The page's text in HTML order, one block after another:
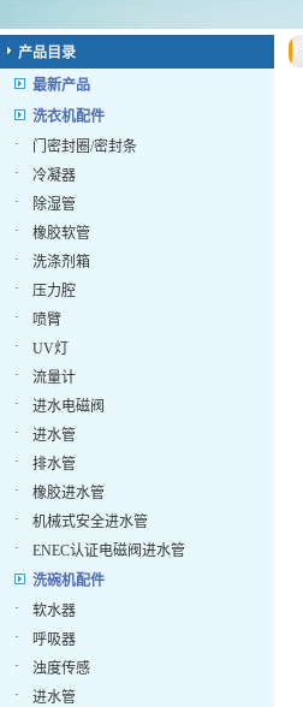
产品目录
最新产品
洗衣机配件
·
门密封圈/密封条
·
冷凝器
·
除湿管
·
橡胶软管
·
洗涤剂箱
·
压力腔
·
喷臂
·
UV灯
·
流量计
·
进水电磁阀
·
进水管
·
排水管
·
橡胶进水管
·
机械式安全进水管
·
ENEC认证电磁阀进水管
洗碗机配件
·
软水器
·
呼吸器
·
浊度传感
·
进水管